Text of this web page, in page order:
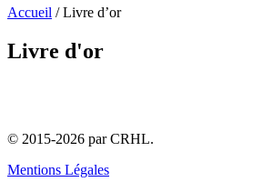
Accueil /Livre d’or
Livre d'or
© 2015-2026 par CRHL.
Mentions Légales